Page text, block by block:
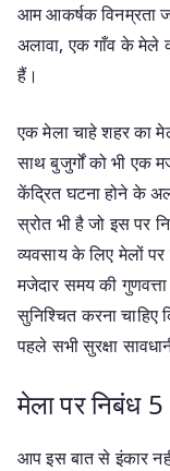
आम आकर्षक विनम्रता
अलावा, एक गाँव के मेले
हैं।
एक मेला चाहे शहर का
साथ बुजुर्गों को भी एक
केंद्रित घटना होने के
स्रोत भी है जो इस पर
व्यवसाय के लिए मेलों पर
मजेदार समय की गुणवत्ता
सुनिश्चित करना चाहिए
पहले सभी सुरक्षा
मेला पर निबंध
आप इस बात से इंकार